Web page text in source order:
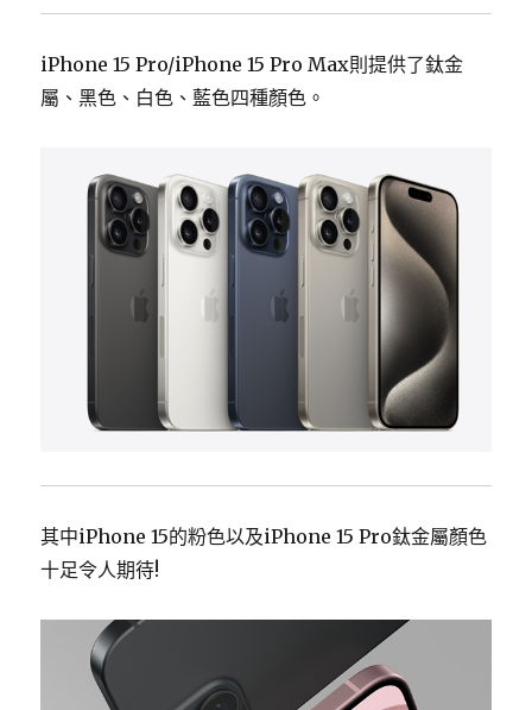
iPhone 15 Pro/iPhone 15 Pro Max則提供了鈦金
屬、黑色、白色、藍色四種顏色。
其中iPhone 15的粉色以及iPhone 15 Pro鈦金屬顏色
十足令人期待!